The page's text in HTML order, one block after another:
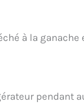
à la
pendant